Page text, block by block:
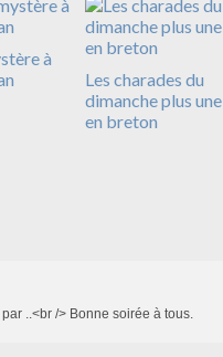
à
Les charades du
dimanche plus une
en breton
..<br /> Bonne soirée à tous.